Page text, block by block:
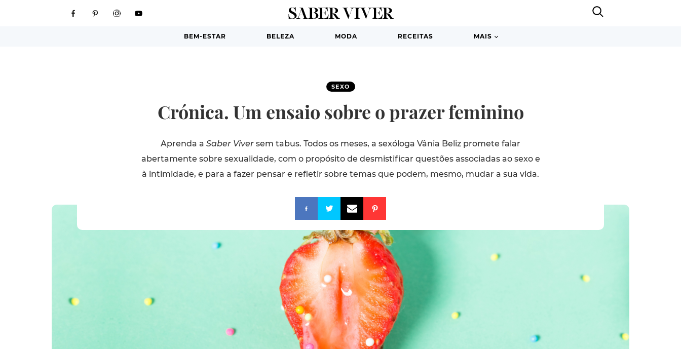
BEM-ESTAR BELEZA MODA RECEITAS MAIS
SEXO
Crónica. Um ensaio sobre o prazer feminino
Aprenda a Saber Viver sem tabus. Todos os meses, a sexóloga Vânia Beliz promete falar
abertamente sobre sexualidade, com o propósito de desmistificar questões associadas ao sexo e
à intimidade, e para a fazer pensar e refletir sobre temas que podem, mesmo, mudar a sua vida.